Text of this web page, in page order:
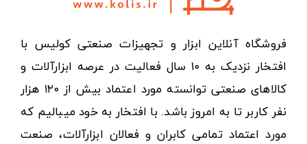
فروشگاه آنلاین ابزار و تجهیزات صنعتی کولیس با
افتخار نزدیک به ۱۰ سال فعالیت در عرصه ابزارآلات و
کالاهای صنعتی توانسته مورد اعتماد بیش از ۱۲۰ هزار
نفر کاربر تا به امروز باشد. با افتخار به خود میبالیم که
مورد اعتماد تمامی کابران و فعالان ابزارآلات، صنعت